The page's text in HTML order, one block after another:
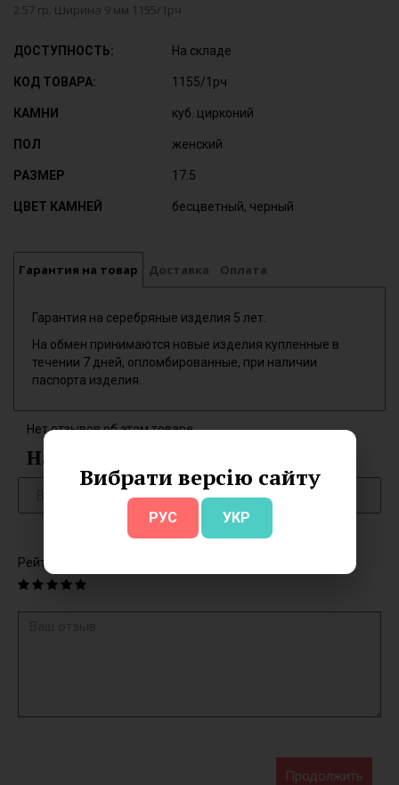
Вибрати версію сайту
РУС УКР
2.57 гр. Ширина 9 мм 1155/1рч
ДОСТУПНОСТЬ: На складе
КОД ТОВАРА: 1155/1рч
КАМНИ куб. цирконий
ПОЛ женский
РАЗМЕР 17.5
ЦВЕТ КАМНЕЙ бесцветный, черный
Гарантия на товар Доставка Оплата
Гарантия на серебряные изделия 5 лет.
На обмен принимаются новые изделия купленные в
течении 7 дней, опломбированные, при наличии
паспорта изделия.
Нет отзывов об этом товаре.
Написать отзыв
Рейтинг
Продолжить